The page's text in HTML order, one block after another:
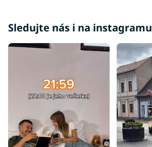
Sledujte nás i na instagramu